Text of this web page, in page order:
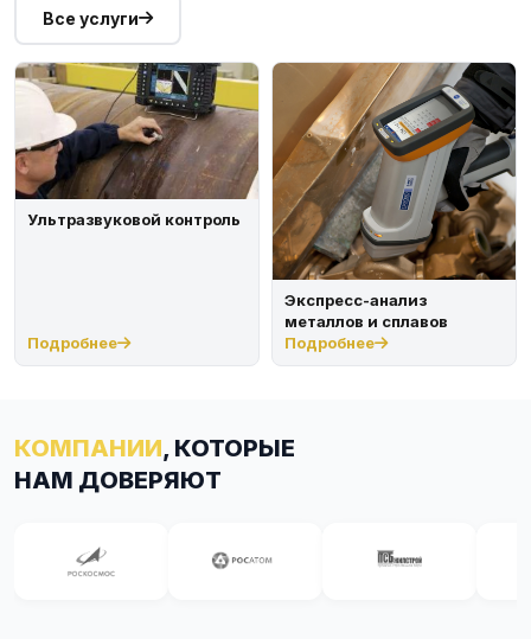
Все услуги
Ультразвуковой контроль
Подробнее
Экспресс-анализ
металлов и сплавов
Подробнее
КОМПАНИИ, КОТОРЫЕ
НАМ ДОВЕРЯЮТ